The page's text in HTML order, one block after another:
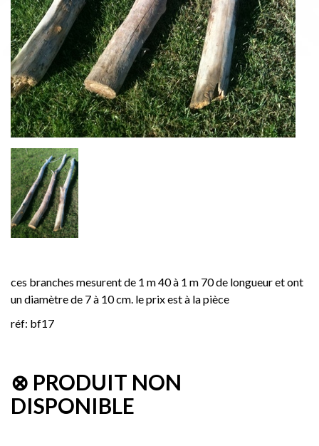
ces branches mesurent de 1 m 40 à 1 m 70 de longueur et ont
un diamètre de 7 à 10 cm. le prix est à la pièce
réf: bf17
⊗ PRODUIT NON
DISPONIBLE